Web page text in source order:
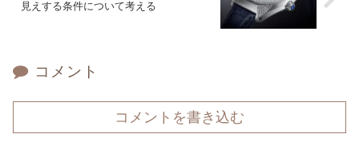
見えする条件について考える
コメント
コメントを書き込む